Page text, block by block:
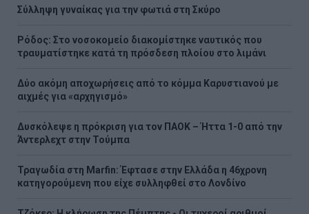
Σύλληψη γυναίκας για την φωτιά στη Σκύρο
Ρόδος: Στο νοσοκομείο διακομίστηκε ναυτικός που
τραυματίστηκε κατά τη πρόσδεση πλοίου στο λιμάνι
Δύο ακόμη αποχωρήσεις από το κόμμα Καρυστιανού με
αιχμές για «αρχηγισμό»
Δυσκόλεψε η πρόκριση για τον ΠΑΟΚ – Ήττα 1-0 από την
Άντερλεχτ στην Τούμπα
Τραγωδία στη Marfin: Έφτασε στην Ελλάδα η 46χρονη
κατηγορούμενη που είχε συλληφθεί στο Λονδίνο